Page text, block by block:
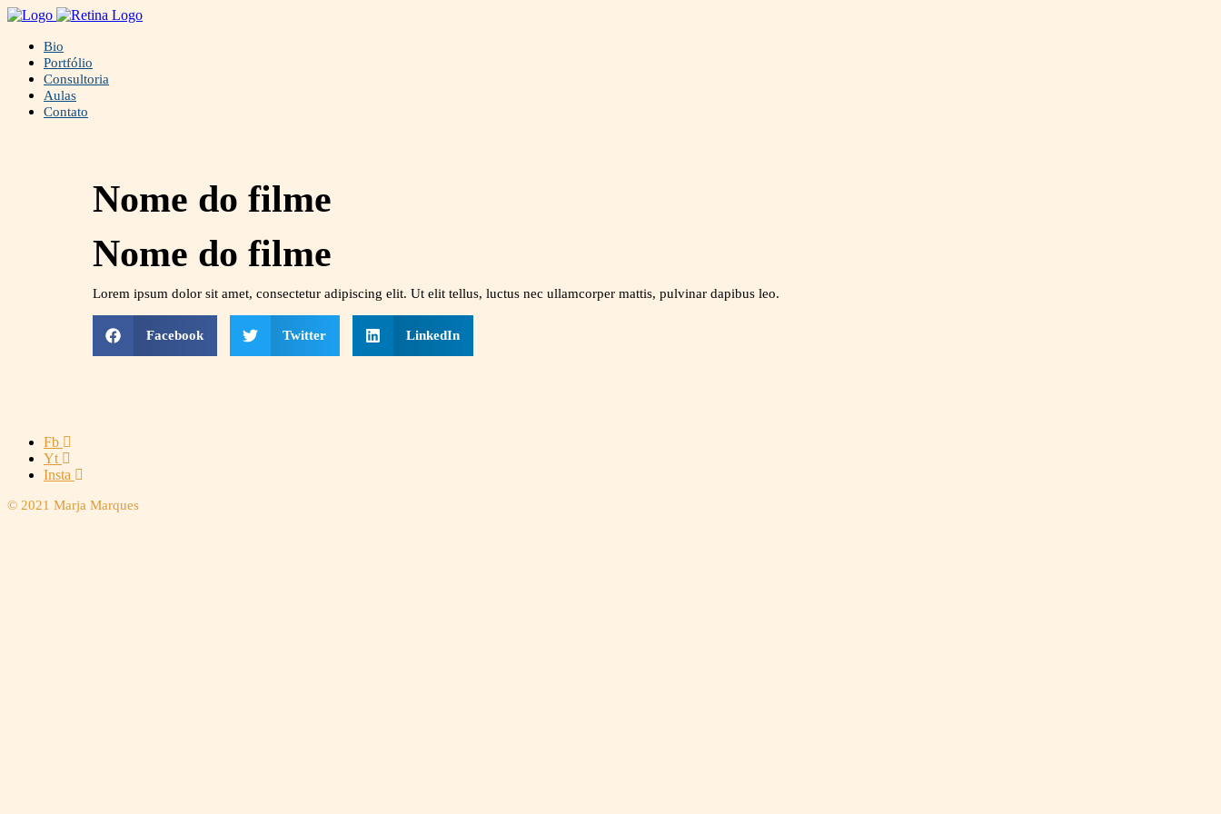
Bio
Portfólio
Consultoria
Aulas
Contato
Nome do filme
Nome do filme
Lorem ipsum dolor sit amet, consectetur adipiscing elit. Ut elit tellus, luctus nec ullamcorper mattis, pulvinar dapibus leo.
Facebook Twitter LinkedIn
Fb
Yt
Insta
© 2021 Marja Marques